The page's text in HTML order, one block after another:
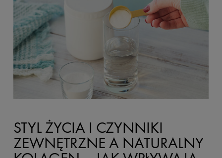
STYL ŻYCIA I CZYNNIKI
ZEWNĘTRZNE A NATURALNY